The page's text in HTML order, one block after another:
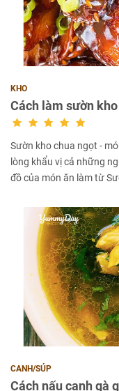
KHO
Cách làm sườn
Sườn kho chua ngọt -
lòng khẩu vị cả những
đồ của món ăn làm từ
CANH/SÚP
Cách nấu canh gà